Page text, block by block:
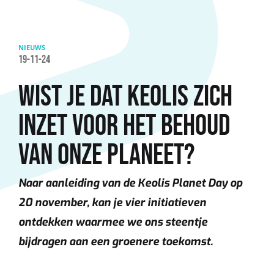
Overslaan en naar de inhoud gaan
NIEUWS
19-11-24
WIST JE DAT KEOLIS ZICH
INZET VOOR HET BEHOUD
VAN ONZE PLANEET?
Naar aanleiding van de Keolis Planet Day op
20 november, kan je vier initiatieven
ontdekken waarmee we ons steentje
bijdragen aan een groenere toekomst.